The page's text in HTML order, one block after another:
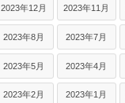
2023年12月 2023年11月
2023年8月 2023年7月
2023年5月 2023年4月
2023年2月 2023年1月